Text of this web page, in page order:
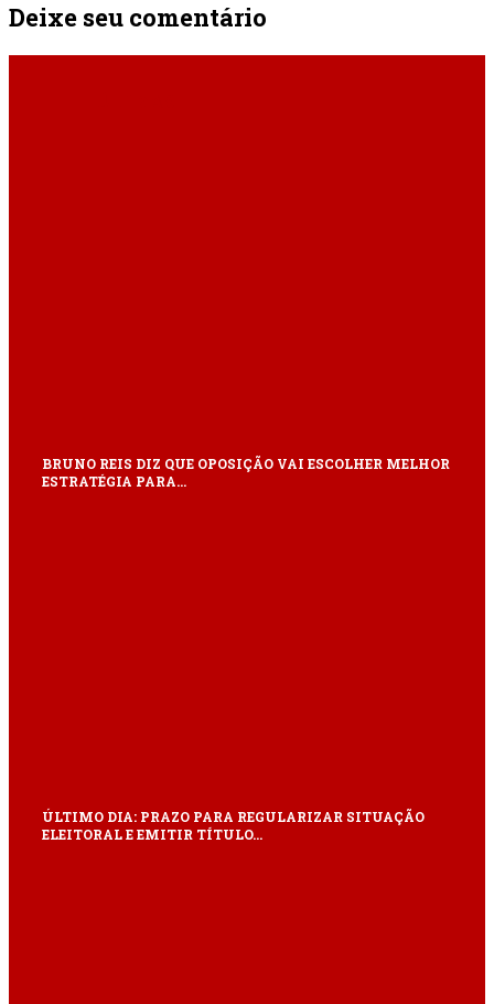
Deixe seu comentário
BRUNO REIS DIZ QUE OPOSIÇÃO VAI ESCOLHER MELHOR
ESTRATÉGIA PARA…
ÚLTIMO DIA: PRAZO PARA REGULARIZAR SITUAÇÃO
ELEITORAL E EMITIR TÍTULO…